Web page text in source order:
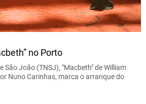
no Porto
São João (TNSJ), "Macbeth" de William
Nuno Carinhas, marca o arranque do